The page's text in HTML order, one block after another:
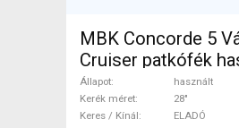
MBK Concorde 5
Cruiser patkófék
ELADÓ
Állapot
használt
Kerék méret
28"
Keres / Kínál
ELADÓ